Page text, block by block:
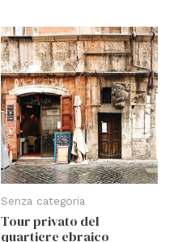
Senza categoria
Tour privato del
quartiere ebraico